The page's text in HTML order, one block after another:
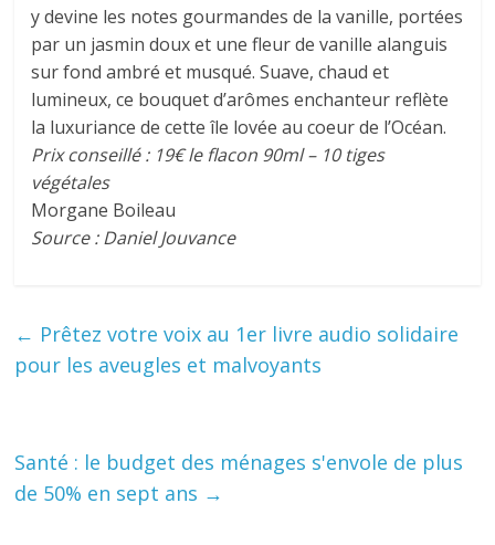
y devine les notes gourmandes de la vanille, portées
par un jasmin doux et une fleur de vanille alanguis
sur fond ambré et musqué. Suave, chaud et
lumineux, ce bouquet d’arômes enchanteur reflète
la luxuriance de cette île lovée au coeur de l’Océan.
Prix conseillé : 19€ le flacon 90ml – 10 tiges
végétales
Morgane Boileau
Source : Daniel Jouvance
← Prêtez votre voix au 1er livre audio solidaire
pour les aveugles et malvoyants
Santé : le budget des ménages s'envole de plus
de 50% en sept ans →